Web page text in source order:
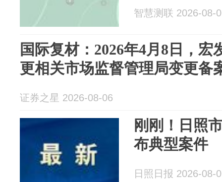
智慧测联 2026-08-
国际复材：2026年4月8日，
更相关市场监督管理局变更备
证券之星 2026-08-06
刚刚！日照
布典型案件
日照日报 2026-08-